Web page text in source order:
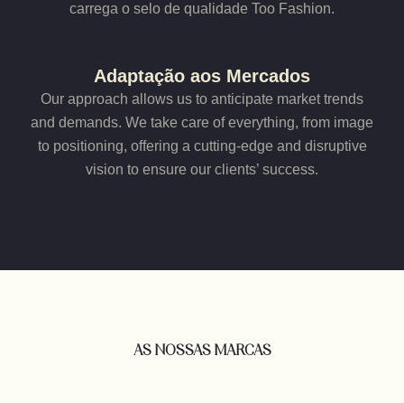
carrega o selo de qualidade Too Fashion.
Adaptação aos Mercados
Our approach allows us to anticipate market trends
and demands. We take care of everything, from image
to positioning, offering a cutting-edge and disruptive
vision to ensure our clients’ success.
AS NOSSAS MARCAS​